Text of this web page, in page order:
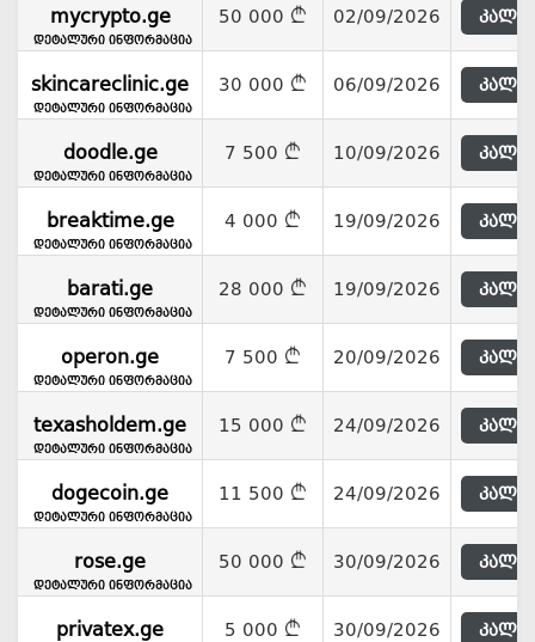
mycrypto.ge
დეტალური ინფორმაცია
50 000 02/09/2026
skincareclinic.ge
დეტალური ინფორმაცია
30 000 06/09/2026
doodle.ge
დეტალური ინფორმაცია
7 500 10/09/2026
breaktime.ge
დეტალური ინფორმაცია
4 000 19/09/2026
barati.ge
დეტალური ინფორმაცია
28 000 19/09/2026
operon.ge
დეტალური ინფორმაცია
7 500 20/09/2026
texasholdem.ge
დეტალური ინფორმაცია
15 000 24/09/2026
dogecoin.ge
დეტალური ინფორმაცია
11 500 24/09/2026
rose.ge
დეტალური ინფორმაცია
50 000 30/09/2026
privatex.ge 5 000 30/09/2026